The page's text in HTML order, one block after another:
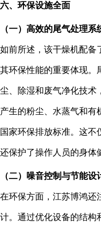
六、环保设施全面
（一）高效的尾气处理系
如前所述，该干燥机配备
其环保性能的重要体现。
尘、除湿和废气净化技术
产生的粉尘、水蒸气和有
国家环保排放标准。这不
还保护了操作人员的身体
（二）噪音控制与节能设
在环保方面，江苏博鸿还
计。通过优化设备的结构